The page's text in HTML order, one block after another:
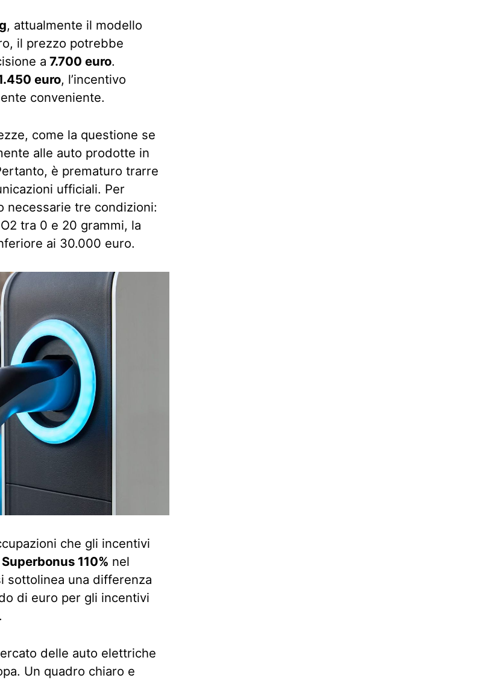
, attualmente il modello
il prezzo potrebbe
a 7.700 euro.
euro, l’incentivo
conveniente.
come la questione se
alle auto prodotte in
è prematuro trarre
ufficiali. Per
necessarie tre condizioni:
tra 0 e 20 grammi, la
ai 30.000 euro.
che gli incentivi
Superbonus 110% nel
sottolinea una differenza
di euro per gli incentivi
delle auto elettriche
Un quadro chiaro e